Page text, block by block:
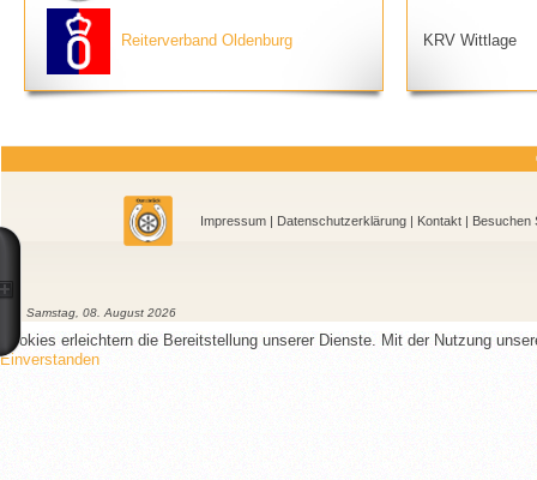
Reiterverband Oldenburg KRV Wittlage
Impressum| Datenschutzerklärung| Kontakt|
Samstag, 08. August 2026
Cookies erleichtern die Bereitstellung unserer Dienste. Mit der Nutzung
Einverstanden